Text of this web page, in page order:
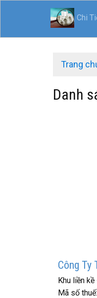
Chi
Trang
Danh
Công Ty
Khu liền
Mã số thuế: